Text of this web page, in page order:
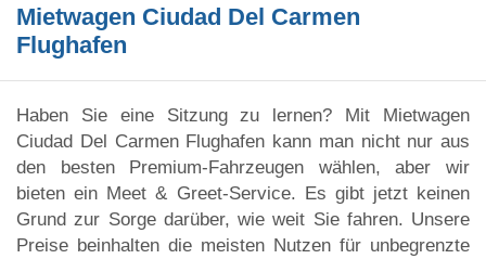
Mietwagen Ciudad Del Carmen
Flughafen
Haben Sie eine Sitzung zu lernen? Mit Mietwagen
Ciudad Del Carmen Flughafen kann man nicht nur aus
den besten Premium-Fahrzeugen wählen, aber wir
bieten ein Meet & Greet-Service. Es gibt jetzt keinen
Grund zur Sorge darüber, wie weit Sie fahren. Unsere
Preise beinhalten die meisten Nutzen für unbegrenzte